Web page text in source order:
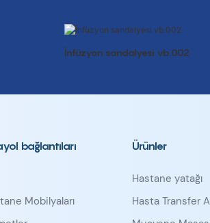
İnfüzyon sandalyesi vb.002
bağlantıları
Mobilyaları
Ürünler
Hastane yatağı
Hasta Transfer